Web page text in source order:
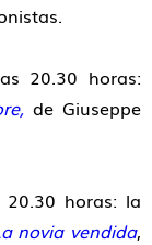
horas:
de Giuseppe
horas: la
novia vendida,